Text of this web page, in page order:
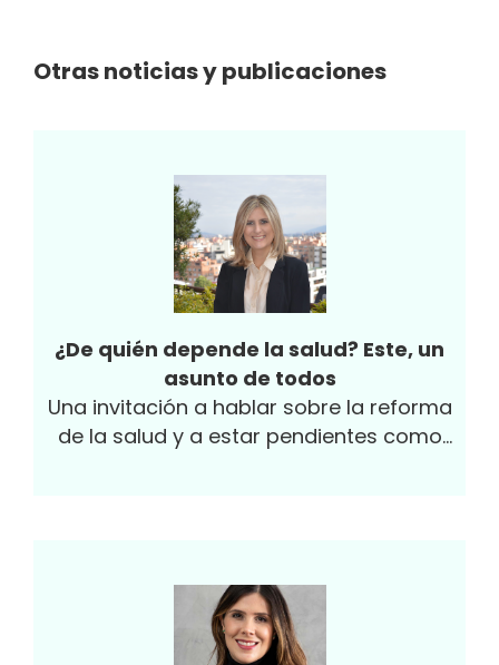
Otras noticias y publicaciones
¿De quién depende la salud? Este, un
asunto de todos
Una invitación a hablar sobre la reforma
de la salud y a estar pendientes como